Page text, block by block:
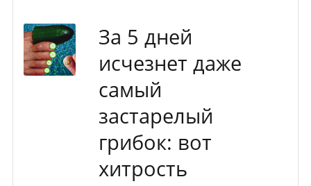
За 5 дней
исчезнет даже
самый
застарелый
грибок: вот
хитрость